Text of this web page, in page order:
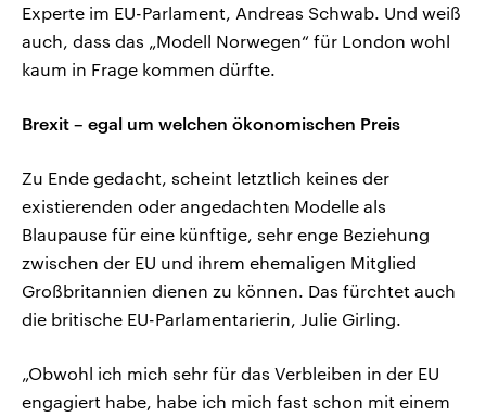
Experte im EU-Parlament, Andreas Schwab. Und weiß
auch, dass das „Modell Norwegen“ für London wohl
kaum in Frage kommen dürfte.
Brexit – egal um welchen ökonomischen Preis
Zu Ende gedacht, scheint letztlich keines der
existierenden oder angedachten Modelle als
Blaupause für eine künftige, sehr enge Beziehung
zwischen der EU und ihrem ehemaligen Mitglied
Großbritannien dienen zu können. Das fürchtet auch
die britische EU-Parlamentarierin, Julie Girling.
„Obwohl ich mich sehr für das Verbleiben in der EU
engagiert habe, habe ich mich fast schon mit einem